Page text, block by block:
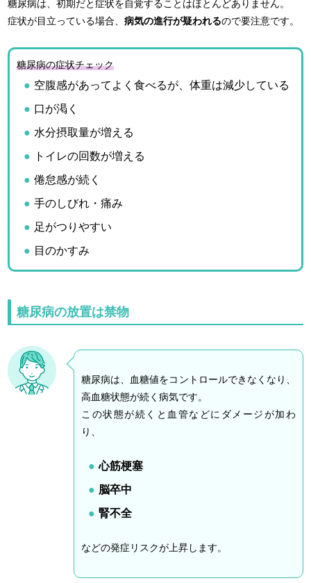
糖尿病は、初期だと症状を自覚することはほとんどありません。
症状が目立っている場合、病気の進行が疑われるので要注意です。
糖尿病の症状チェック
空腹感があってよく食べるが、体重は減少している
口が渇く
水分摂取量が増える
トイレの回数が増える
倦怠感が続く
手のしびれ・痛み
足がつりやすい
目のかすみ
糖尿病の放置は禁物
糖尿病は、
血糖値をコントロールできなくなり、
高血糖状態が続く病気です。
この状態が続くと血管などにダメージが加わ
り、
心筋梗塞
脳卒中
腎不全
などの発症リスクが上昇します。